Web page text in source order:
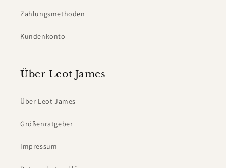
Zahlungsmethoden
Kundenkonto
Über Leot James
Über Leot James
Größenratgeber
Impressum